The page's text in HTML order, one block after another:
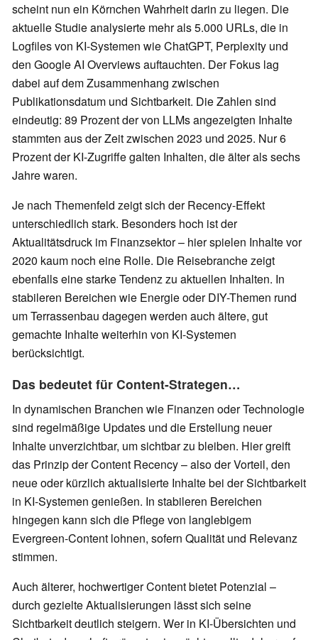
scheint nun ein Körnchen Wahrheit darin zu liegen. Die
aktuelle Studie analysierte mehr als 5.000 URLs, die in
Logfiles von KI-Systemen wie ChatGPT, Perplexity und
den Google AI Overviews auftauchten. Der Fokus lag
dabei auf dem Zusammenhang zwischen
Publikationsdatum und Sichtbarkeit. Die Zahlen sind
eindeutig: 89 Prozent der von LLMs angezeigten Inhalte
stammten aus der Zeit zwischen 2023 und 2025. Nur 6
Prozent der KI-Zugriffe galten Inhalten, die älter als sechs
Jahre waren.
Je nach Themenfeld zeigt sich der Recency-Effekt
unterschiedlich stark. Besonders hoch ist der
Aktualitätsdruck im Finanzsektor – hier spielen Inhalte vor
2020 kaum noch eine Rolle. Die Reisebranche zeigt
ebenfalls eine starke Tendenz zu aktuellen Inhalten. In
stabileren Bereichen wie Energie oder DIY-Themen rund
um Terrassenbau dagegen werden auch ältere, gut
gemachte Inhalte weiterhin von KI-Systemen
berücksichtigt.
Das bedeutet für Content-Strategen…
In dynamischen Branchen wie Finanzen oder Technologie
sind regelmäßige Updates und die Erstellung neuer
Inhalte unverzichtbar, um sichtbar zu bleiben. Hier greift
das Prinzip der Content Recency – also der Vorteil, den
neue oder kürzlich aktualisierte Inhalte bei der Sichtbarkeit
in KI-Systemen genießen. In stabileren Bereichen
hingegen kann sich die Pflege von langlebigem
Evergreen-Content lohnen, sofern Qualität und Relevanz
stimmen.
Auch älterer, hochwertiger Content bietet Potenzial –
durch gezielte Aktualisierungen lässt sich seine
Sichtbarkeit deutlich steigern. Wer in KI-Übersichten und